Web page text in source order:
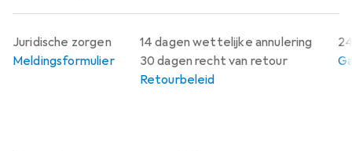
14 dagen wettelijke annulering
30 dagen recht van retour
Retourbeleid
Juridische zorgen
Meldingsformulier